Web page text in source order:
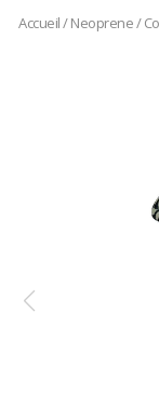
Accueil/Neoprene/